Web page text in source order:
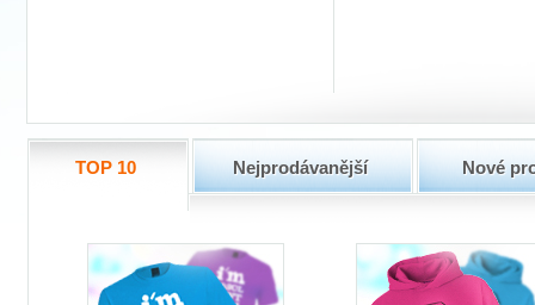
TOP 10 Nejprodávanější Nové